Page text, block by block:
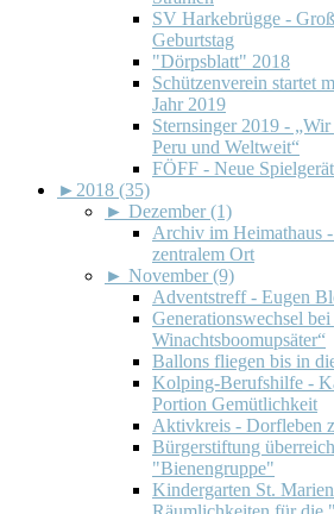
SV Harkebrügge -
Geburtstag
"Dörpsblatt" 2018
Schützenverein startet
Jahr 2019
Sternsinger 2019 -
Peru und Weltweit“
FÖFF - Neue
► 2018 (35)
► Dezember (1)
Archiv im Heimathaus
zentralem Ort
► November (9)
Adventstreff - Eugen
Generationswechsel
Winachtsboomupsäter“
Ballons fliegen bis in
Kolping-Berufshilfe -
Portion Gemütlichkeit
Aktivkreis - Dorfleben
Bürgerstiftung
"Bienengruppe"
Kindergarten St.